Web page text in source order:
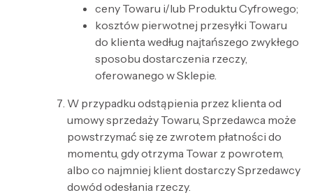
ceny Towaru i/lub Produktu Cyfrowego;
kosztów pierwotnej przesyłki Towaru
do klienta według najtańszego zwykłego
sposobu dostarczenia rzeczy,
oferowanego w Sklepie.
W przypadku odstąpienia przez klienta od
umowy sprzedaży Towaru, Sprzedawca może
powstrzymać się ze zwrotem płatności do
momentu, gdy otrzyma Towar z powrotem,
albo co najmniej klient dostarczy Sprzedawcy
dowód odesłania rzeczy.